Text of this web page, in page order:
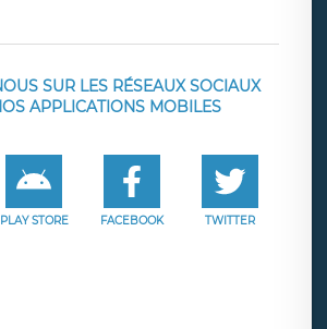
SUR LES RÉSEAUX SOCIAUX
APPLICATIONS MOBILES
PLAY STORE FACEBOOK TWITTER